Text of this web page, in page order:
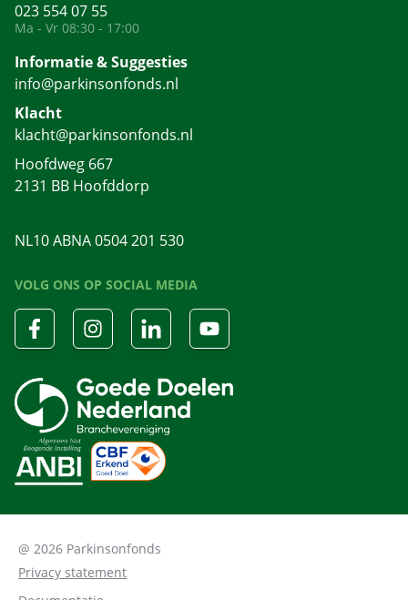
023 554 07 55
Ma - Vr 08:30 - 17:00
Informatie & Suggesties
info@parkinsonfonds.nl
Klacht
klacht@parkinsonfonds.nl
Hoofdweg 667
2131 BB Hoofddorp
NL10 ABNA 0504 201 530
VOLG ONS OP SOCIAL MEDIA
@ 2026 Parkinsonfonds
Privacy statement